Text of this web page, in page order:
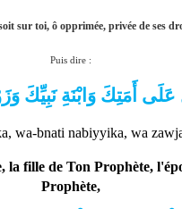
sur toi, ô opprimée, privée de ses
Puis dire :
عَلَى أَمَتِكَ وَابْنَةِ نَبِيِّكَ
wa-bnati nabiyyika, wa
fille de Ton Prophète,
Prophète,